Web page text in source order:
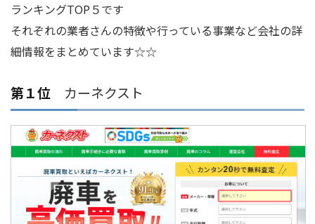
ランキングTOP５です
それぞれの業者さんの特徴や行っている事業など会社の詳
細情報をまとめています☆☆
第１位 カーネクスト